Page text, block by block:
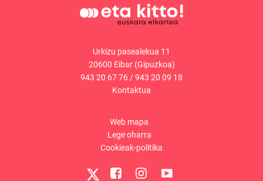
Urkizu pasealekua 11
20600 Eibar (Gipuzkoa)
943 20 67 76/943 20 09 18
Kontaktua
Web mapa
Lege oharra
Cookieak-politika